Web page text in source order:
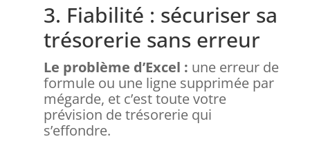
3. Fiabilité : sécuriser sa
trésorerie sans erreur
Le problème d’Excel : une erreur de
formule ou une ligne supprimée par
mégarde, et c’est toute votre
prévision de trésorerie qui
s’effondre.